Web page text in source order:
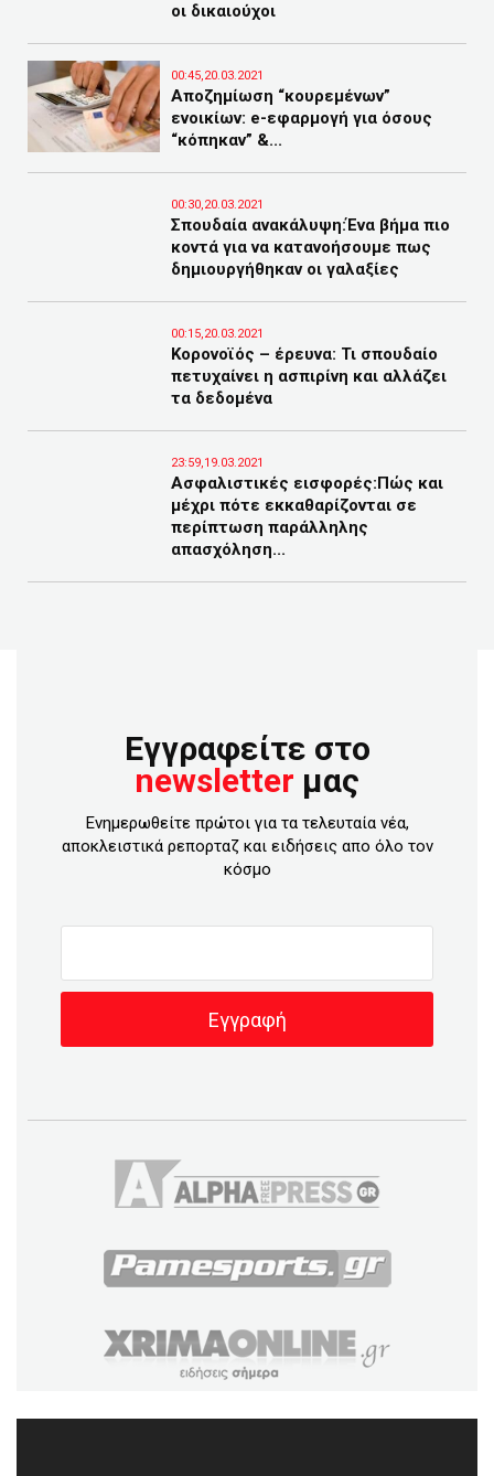
οι δικαιούχοι
00:45,20.03.2021
Αποζημίωση “κουρεμένων”
ενοικίων: e-εφαρμογή για όσους
“κόπηκαν” &...
00:30,20.03.2021
Σπουδαία ανακάλυψη:Ένα βήμα πιο
κοντά για να κατανοήσουμε πως
δημιουργήθηκαν οι γαλαξίες
00:15,20.03.2021
Κορονοϊός – έρευνα: Τι σπουδαίο
πετυχαίνει η ασπιρίνη και αλλάζει
τα δεδομένα
23:59,19.03.2021
Ασφαλιστικές εισφορές:Πώς και
μέχρι πότε εκκαθαρίζονται σε
περίπτωση παράλληλης
απασχόληση...
Εγγραφείτε στο
newsletter μας
Ενημερωθείτε πρώτοι για τα τελευταία νέα,
αποκλειστικά ρεπορταζ και ειδήσεις απο όλο τον
κόσμο